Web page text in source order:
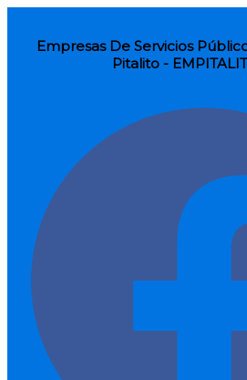
Empresas De Servicios
Pitalito -